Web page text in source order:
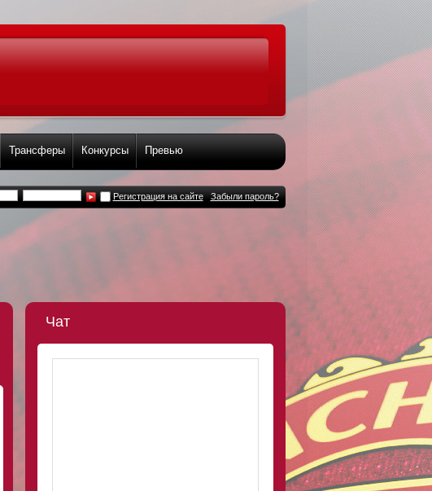
Трансферы Конкурсы Превью
Регистрация на сайте Забыли пароль?
Чат